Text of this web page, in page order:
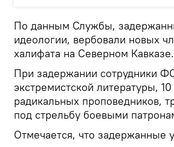
По данным Службы,
идеологии, вербовали новых
халифата на Северном Кавказе.
При задержании сотрудники
экстремистской литературы,
радикальных проповедников,
под стрельбу боевыми
Отмечается, что задержанные